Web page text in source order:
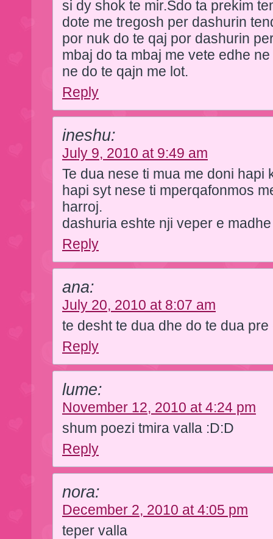
si dy shok te mir.Sdo ta prekim
dote me tregosh per dashurin
por nuk do te qaj por dashurin
mbaj do ta mbaj me vete edhe
ne do te qajn me lot.
Reply
ineshu:
July 9, 2010 at 9:49 am
Te dua nese ti mua me doni hapi
hapi syt nese ti mperqafonmos
harroj.
dashuria eshte nji veper e
Reply
ana:
July 20, 2010 at 8:07 am
te desht te dua dhe do te dua pre
Reply
lume:
November 12, 2010 at 4:24 pm
shum poezi tmira valla :D:D
Reply
nora:
December 2, 2010 at 4:05 pm
teper valla